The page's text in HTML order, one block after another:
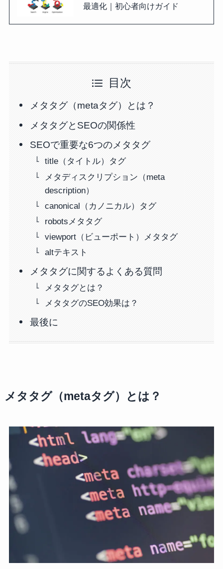
最適化｜初心者向けガイド
目次
メタタグ（metaタグ）とは？
メタタグとSEOの関係性
SEOで重要な6つのメタタグ
title（タイトル）タグ
メタディスクリプション（meta
description）
canonical（カノニカル）タグ
robotsメタタグ
viewport（ビューポート）メタタグ
altテキスト
メタタグに関するよくある質問
メタタグとは？
メタタグのSEO効果は？
最後に
メタタグ（metaタグ）とは？